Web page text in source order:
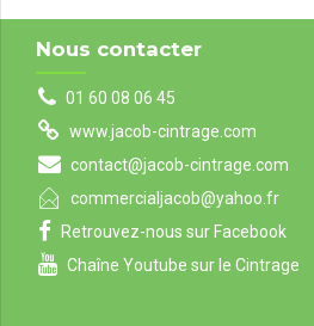
Nous contacter
01 60 08 06 45
www.jacob-cintrage.com
contact@jacob-cintrage.com
commercialjacob@yahoo.fr
Retrouvez-nous sur Facebook
Chaîne Youtube sur le Cintrage